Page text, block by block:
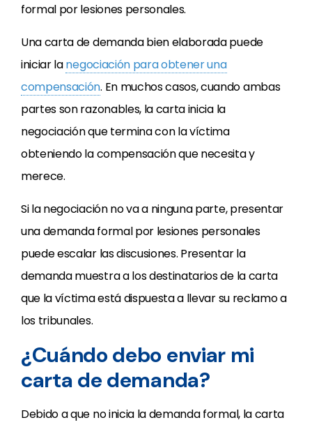
formal por lesiones personales.
Una carta de demanda bien elaborada puede
iniciar lanegociación para obtener una
compensación. En muchos casos, cuando ambas
partes son razonables, la carta inicia la
negociación que termina con la víctima
obteniendo la compensación que necesita y
merece.
Si la negociación no va a ninguna parte, presentar
una demanda formal por lesiones personales
puede escalar las discusiones. Presentar la
demanda muestra a los destinatarios de la carta
que la víctima está dispuesta a llevar su reclamo a
los tribunales.
¿Cuándo debo enviar mi
carta de demanda?
Debido a que no inicia la demanda formal, la carta